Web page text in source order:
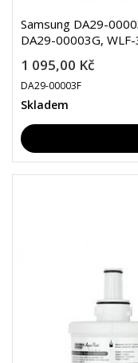
Samsung DA29-
DA29-00003G,
1 095,00 Kč
DA29-00003F
Skladem